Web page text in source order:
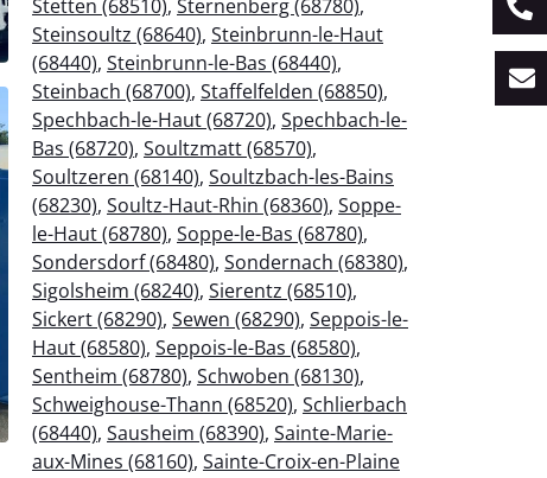
Stetten (68510), Sternenberg (68780),
Steinsoultz (68640), Steinbrunn-le-Haut
(68440), Steinbrunn-le-Bas (68440),
Steinbach (68700), Staffelfelden (68850),
Spechbach-le-Haut (68720), Spechbach-le-
Bas (68720), Soultzmatt (68570),
Soultzeren (68140), Soultzbach-les-Bains
(68230), Soultz-Haut-Rhin (68360), Soppe-
le-Haut (68780), Soppe-le-Bas (68780),
Sondersdorf (68480), Sondernach (68380),
Sigolsheim (68240), Sierentz (68510),
Sickert (68290), Sewen (68290), Seppois-le-
Haut (68580), Seppois-le-Bas (68580),
Sentheim (68780), Schwoben (68130),
Schweighouse-Thann (68520), Schlierbach
(68440), Sausheim (68390), Sainte-Marie-
aux-Mines (68160), Sainte-Croix-en-Plaine